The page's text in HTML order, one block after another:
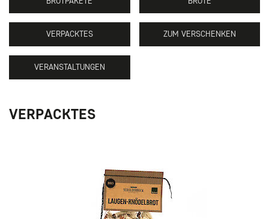
VERPACKTES ZUM VERSCHENKEN
VERANSTALTUNGEN
VERPACKTES